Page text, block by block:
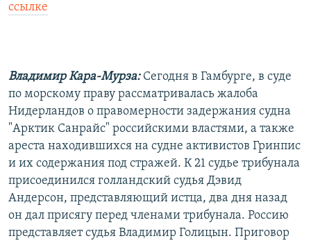
ссылке
Владимир Кара-Мурза:Сегодня в Гамбурге, в суде
по морскому праву рассматривалась жалоба
Нидерландов о правомерности задержания судна
"Арктик Санрайс" российскими властями, а также
ареста находившихся на судне активистов Гринпис
и их содержания под стражей. К 21 судье трибунала
присоединился голландский судья Дэвид
Андерсон, представляющий истца, два дня назад
он дал присягу перед членами трибунала. Россию
представляет судья Владимир Голицын. Приговор